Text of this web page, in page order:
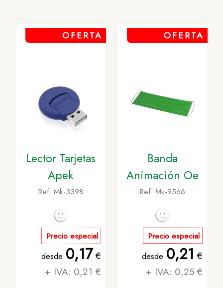
OFERTA
Lector Tarjetas
Apek
Ref. Mk-3398
Precio especial
desde 0,17 €
+ IVA: 0,21 €
OFERTA
Banda
Animación Oe
Ref. Mk-9566
Precio especial
desde 0,21 €
+ IVA: 0,25 €